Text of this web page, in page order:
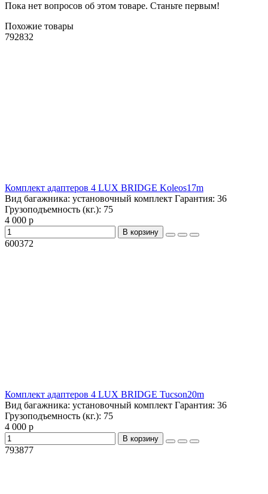
Пока нет вопросов об этом товаре. Станьте первым!
Похожие товары
792832
Комплект адаптеров 4 LUX BRIDGE Koleos17m
Вид багажника: установочный комплект Гарантия: 36
Грузоподъемность (кг.): 75
4 000 р
В корзину
600372
Комплект адаптеров 4 LUX BRIDGE Tucson20m
Вид багажника: установочный комплект Гарантия: 36
Грузоподъемность (кг.): 75
4 000 р
В корзину
793877